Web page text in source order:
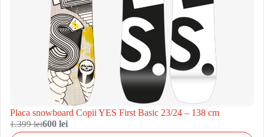
Placa snowboard Copii YES First Basic 23/24 – 138 cm
1.399 lei600 lei